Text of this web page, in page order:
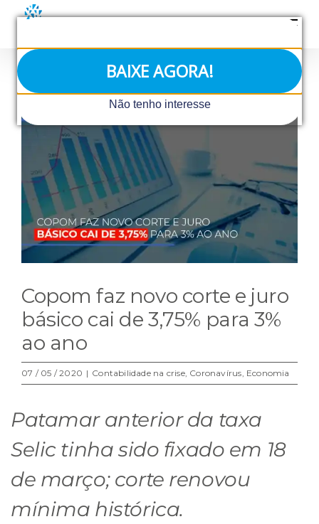
BAIXE AGORA!
Não tenho interesse
conteúdo
View
Larger
Image
Copom faz novo corte e juro
básico cai de 3,75% para 3%
ao ano
07 / 05 / 2020 | Contabilidade na crise, Coronavírus, Economia
Patamar anterior da taxa
Selic tinha sido fixado em 18
de março; corte renovou
mínima histórica.